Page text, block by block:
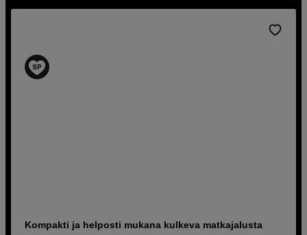
Kompakti ja helposti mukana kulkeva matkajalusta